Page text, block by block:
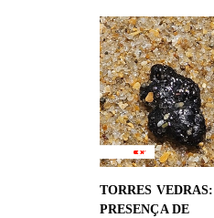
TORRES VEDRAS:
PRESENÇA DE